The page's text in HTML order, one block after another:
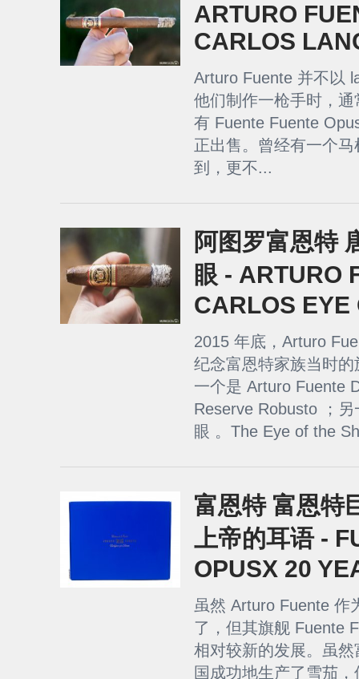
ARTURO
CARLOS
Arturo Fuente 并不以
他们制作一枪手时，
有 Fuente Fuente
正出售。曾经有一个
到，更不...
阿图罗富恩特
眼 - ARTURO
CARLOS EYE
2015 年底，Arturo
纪念富恩特家族当时
一个是 Arturo Fuente
Reserve Robusto ；
眼 。The Eye of the
富恩特 富恩特
上帝的耳语 -
OPUSX 20
虽然 Arturo Fuente 作
了，但其旗舰 Fuente
相对较新的发展。虽
国成功地生产了雪茄